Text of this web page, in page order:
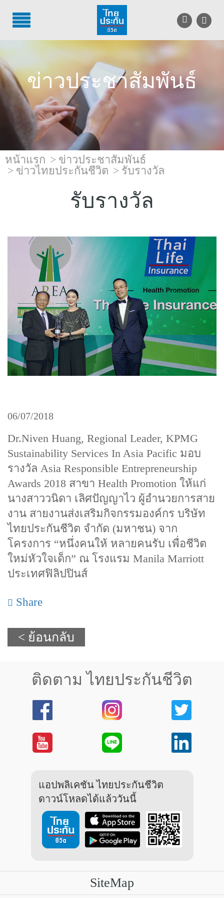
TH EN
บริการลูกค้า
บริการตัวแทน
รู้จักไทยประกันชีวิต
นักลงทุนสัมพันธ์
เพื่อสังคมไทย
แบบประกันที่เหมาะกับช่วงอายุ
เปรียบเทียบแบบประกัน
เลือกแบบประกันที่เหมาะกับคุณ
TL Learning Center
ข่าวประชาสัมพันธ์
หน้าแรก
ข่าวประชาสัมพันธ์
ข่าวไทยประกันชีวิต
รับรางวัล
รับรางวัล
06/07/2018
Dr.Niven Huang, Regional Leader, KPMG
Sustainability Services In Asia Pacific มอบ
รางวัล Asia Responsible Entrepreneurship
Awards 2018 สาขา Health Promotion ให้แก่
นางสาววนิดา เลิศปัญญาไว ผู้อำนวยการสาย
งาน สายงานส่งเสริมกิจกรรมองค์กร บริษัท
ไทยประกันชีวิต จำกัด (มหาชน) จาก
โครงการ “หนึ่งคนให้ หลายคนรับ เพื่อชีวิต
ใหม่หัวใจเด็ก” ณ โรงแรม Manila Marriott
ประเทศฟิลิปปินส์
Share
< ย้อนกลับ
ติดตาม ไทยประกันชีวิต
แอปพลิเคชัน ไทยประกันชีวิต
ดาวน์โหลดได้แล้ววันนี้
SiteMap